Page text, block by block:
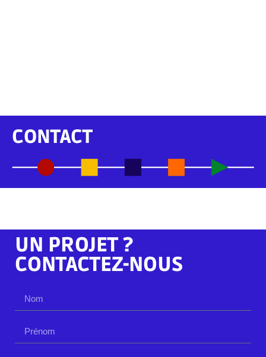
CONTACT
UN PROJET ?
CONTACTEZ-NOUS